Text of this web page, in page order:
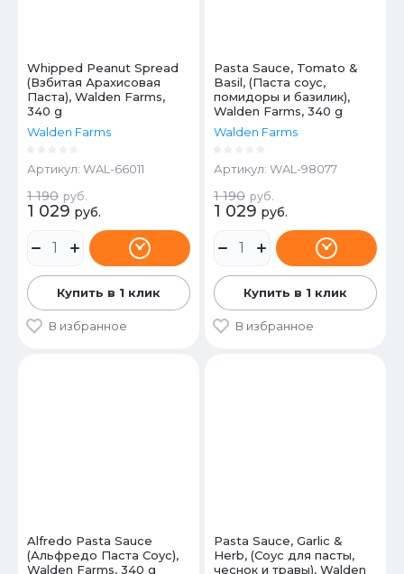
Whipped Peanut Spread
(Взбитая Арахисовая
Паста), Walden Farms,
340 g
Walden Farms
Артикул: WAL-66011
1 190 руб.
1 029 руб.
Купить в 1 клик
В избранное
Pasta Sauce, Tomato &
Basil, (Паста соус,
помидоры и базилик),
Walden Farms, 340 g
Walden Farms
Артикул: WAL-98077
1 190 руб.
1 029 руб.
Купить в 1 клик
В избранное
Alfredo Pasta Sauce
(Альфредо Паста Соус),
Walden Farms, 340 g
Pasta Sauce, Garlic &
Herb, (Соус для пасты,
чеснок и травы), Walden